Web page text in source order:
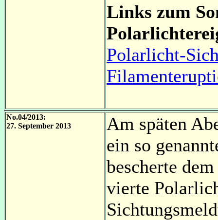
Links zum
Polarlicht-
No.04/2013:
27. September 2013
Am späten
ein so
bescherte
vierte